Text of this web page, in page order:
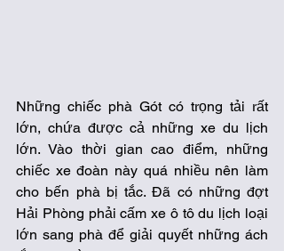
Những chiếc phà Gót có trọng tải rất
lớn, chứa được cả những xe du lịch
lớn. Vào thời gian cao điểm, những
chiếc xe đoàn này quá nhiều nên làm
cho bến phà bị tắc. Đã có những đợt
Hải Phòng phải cấm xe ô tô du lịch loại
lớn sang phà để giải quyết những ách